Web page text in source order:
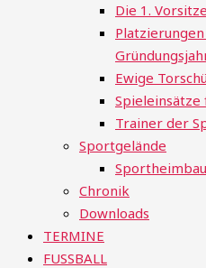
Die 1.
Ewige
Spieleinsätze
Trainer der
Sportgelände
Sportheimbau
Chronik
Downloads
TERMINE
FUSSBALL